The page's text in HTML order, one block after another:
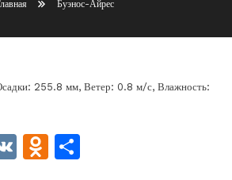
Буэнос-Айрес
255.8 мм, Ветер: 0.8 м/с, Влажность:
VK Odnoklassniki